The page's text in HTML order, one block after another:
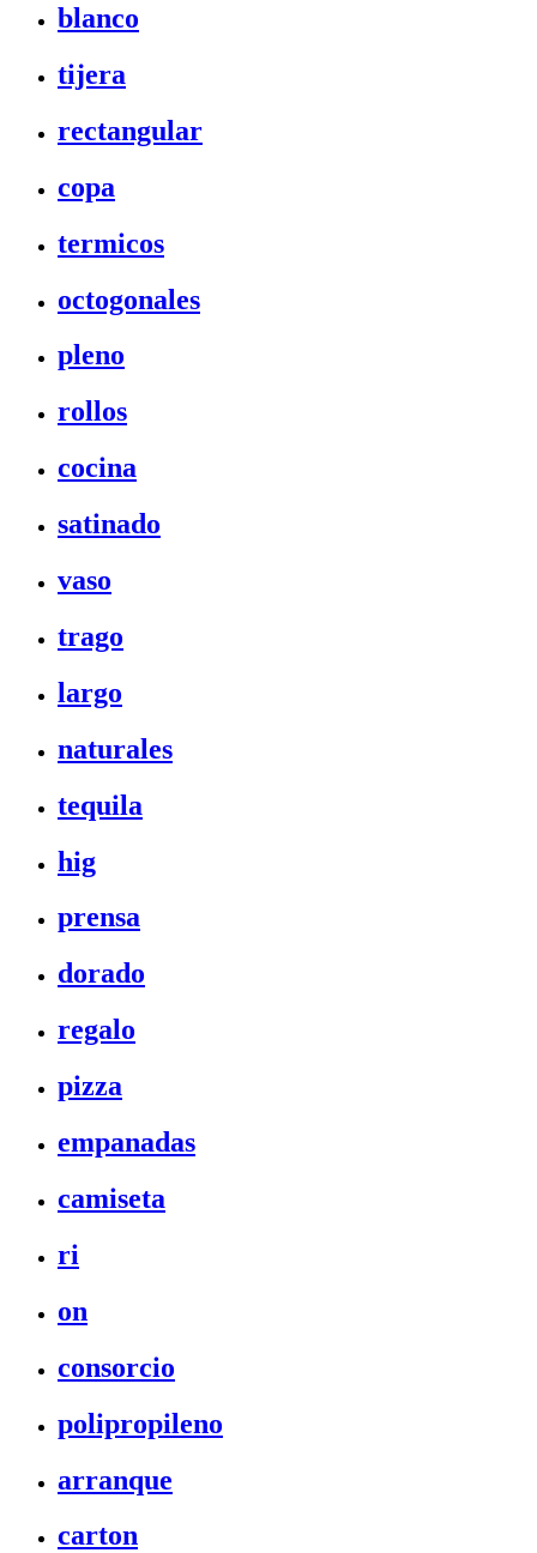
blanco
tijera
rectangular
copa
termicos
octogonales
pleno
rollos
cocina
satinado
vaso
trago
largo
naturales
tequila
hig
prensa
dorado
regalo
pizza
empanadas
camiseta
ri
on
consorcio
polipropileno
arranque
carton